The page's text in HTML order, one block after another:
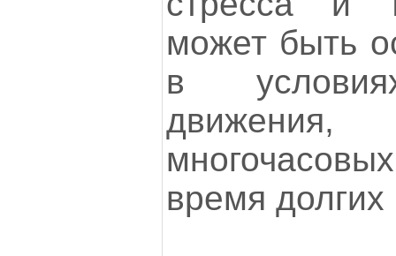
может быть
в
время долгих